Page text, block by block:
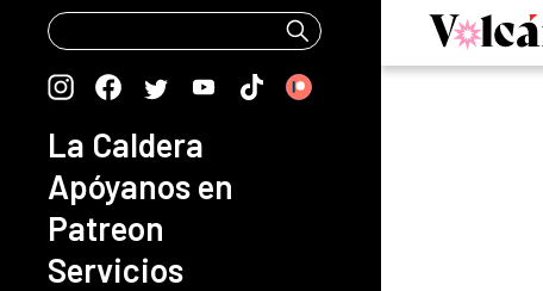
content
La Caldera
Apóyanos en
Patreon
Servicios